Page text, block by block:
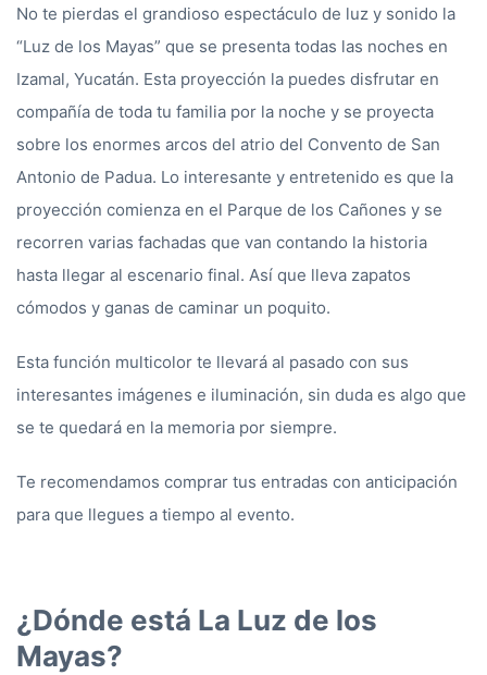
No te pierdas el grandioso espectáculo de luz y sonido la
“Luz de los Mayas” que se presenta todas las noches en
Izamal, Yucatán. Esta proyección la puedes disfrutar en
compañía de toda tu familia por la noche y se proyecta
sobre los enormes arcos del atrio del Convento de San
Antonio de Padua. Lo interesante y entretenido es que la
proyección comienza en el Parque de los Cañones y se
recorren varias fachadas que van contando la historia
hasta llegar al escenario final. Así que lleva zapatos
cómodos y ganas de caminar un poquito.
Esta función multicolor te llevará al pasado con sus
interesantes imágenes e iluminación, sin duda es algo que
se te quedará en la memoria por siempre.
Te recomendamos comprar tus entradas con anticipación
para que llegues a tiempo al evento.
¿Dónde está La Luz de los
Mayas?